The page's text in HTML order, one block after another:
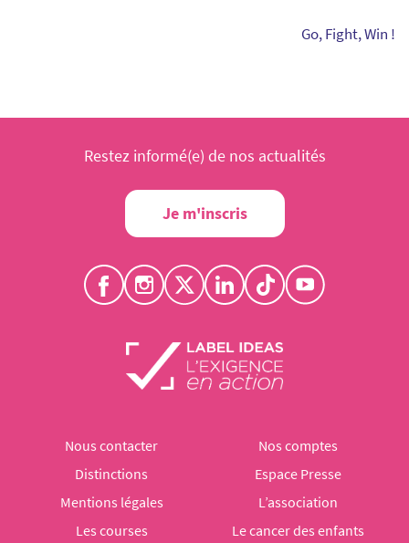
Go, Fight, Win !
Restez informé(e) de nos actualités
Je m'inscris
Nous contacter
Nos comptes
Distinctions
Espace Presse
Mentions légales
L’association
Les courses
Le cancer des enfants